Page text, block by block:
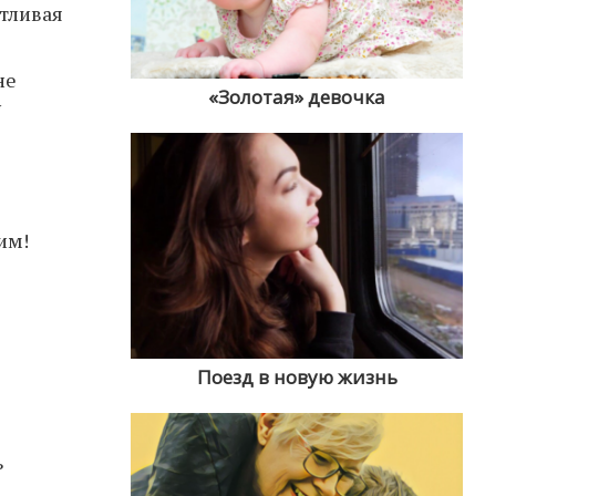
«Золотая» девочка
Поезд в новую жизнь